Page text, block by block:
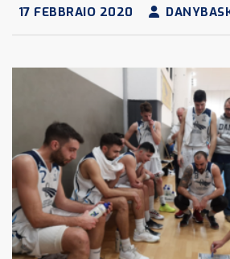
17 FEBBRAIO 2020